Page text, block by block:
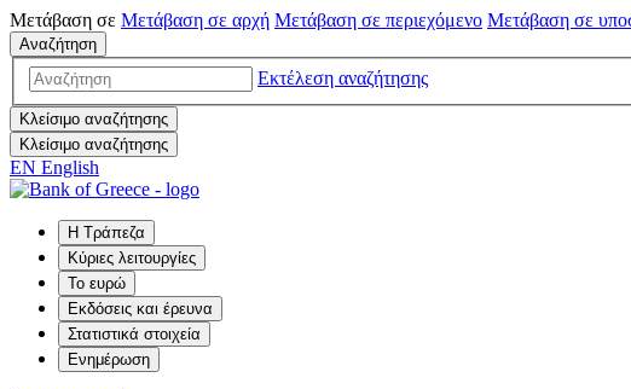
Μετάβαση σε Μετάβαση σε αρχή Μετάβαση σε περιεχόμενο Μετάβαση σε
Αναζήτηση
Εκτέλεση αναζήτησης
Κλείσιμο αναζήτησης
Κλείσιμο αναζήτησης
EN English
Η Τράπεζα
Κύριες λειτουργίες
Το ευρώ
Εκδόσεις και έρευνα
Στατιστικά στοιχεία
Ενημέρωση